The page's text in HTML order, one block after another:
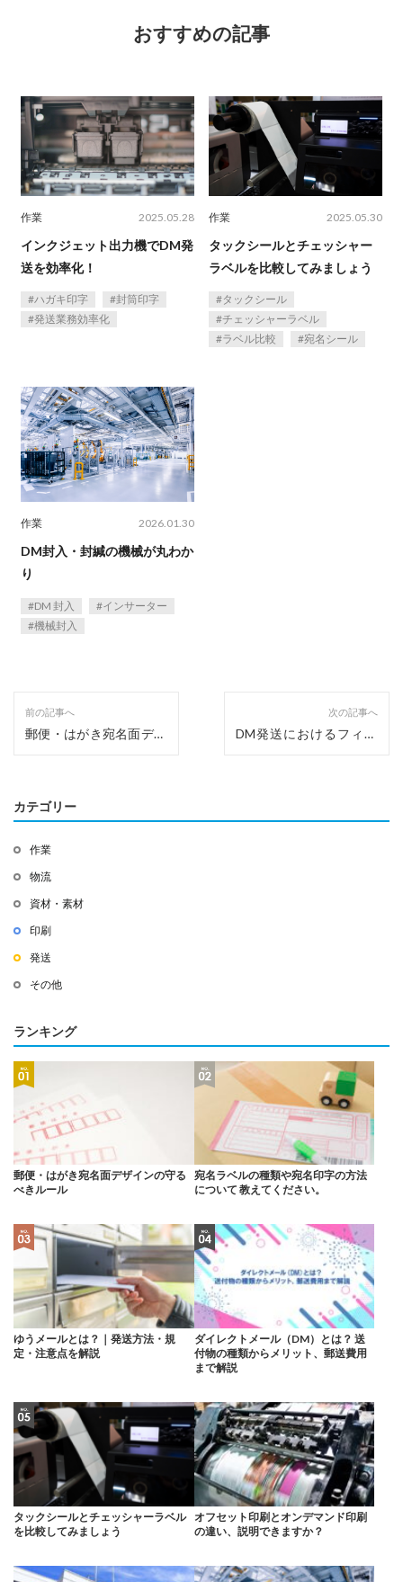
おすすめの記事
作業 2025.05.28
インクジェット出力機でDM発
送を効率化！
ハガキ印字
封筒印字
発送業務効率化
作業 2025.05.30
タックシールとチェッシャー
ラベルを比較してみましょう
タックシール
チェッシャーラベル
ラベル比較
宛名シール
作業 2026.01.30
DM封入・封緘の機械が丸わか
り
DM 封入
インサーター
機械封入
前の記事へ
郵便・はがき宛名面デザ
次の記事へ
DM発送におけるフィル
カテゴリー
作業
物流
資材・素材
印刷
発送
その他
ランキング
郵便・はがき宛名面デザインの守る
べきルール
宛名ラベルの種類や宛名印字の方法
について 教えてください。
ゆうメールとは？｜発送方法・規
定・注意点を解説
ダイレクトメール（DM）とは？ 送
付物の種類からメリット、郵送費用
まで解説
タックシールとチェッシャーラベル
を比較してみましょう
オフセット印刷とオンデマンド印刷
の違い、説明できますか？